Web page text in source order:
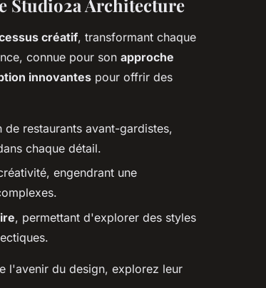
Studio2a Architecture
créatif, transformant chaque
connue pour son approche
innovantes pour offrir des
restaurants avant-gardistes,
chaque détail.
engendrant une
, permettant d'explorer des styles
l'avenir du design, explorez leur